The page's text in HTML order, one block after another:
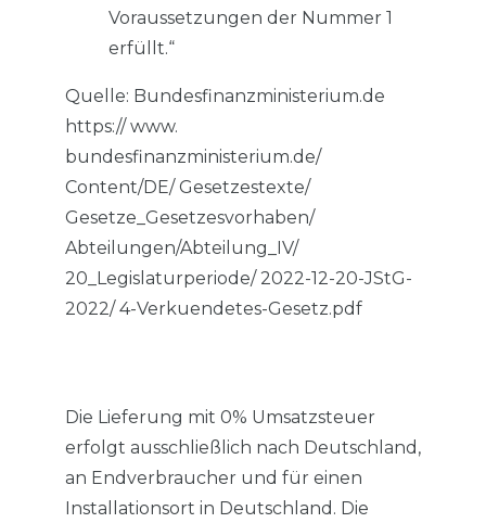
Voraussetzungen der Nummer 1
erfüllt.“
Quelle: Bundesfinanzministerium.de
https:// www.
bundesfinanzministerium.de/
Content/DE/ Gesetzestexte/
Gesetze_Gesetzesvorhaben/
Abteilungen/Abteilung_IV/
20_Legislaturperiode/ 2022-12-20-JStG-
2022/ 4-Verkuendetes-Gesetz.pdf
Die Lieferung mit 0% Umsatzsteuer
erfolgt ausschließlich nach Deutschland,
an Endverbraucher und für einen
Installationsort in Deutschland. Die